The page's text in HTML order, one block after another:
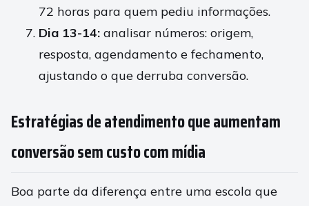
72 horas para quem pediu informações.
Dia 13-14: analisar números: origem,
resposta, agendamento e fechamento,
ajustando o que derruba conversão.
Estratégias de atendimento que aumentam
conversão sem custo com mídia
Boa parte da diferença entre uma escola que